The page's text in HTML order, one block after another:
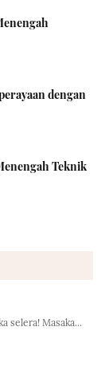
dengan
Teknik
selera! Masaka...